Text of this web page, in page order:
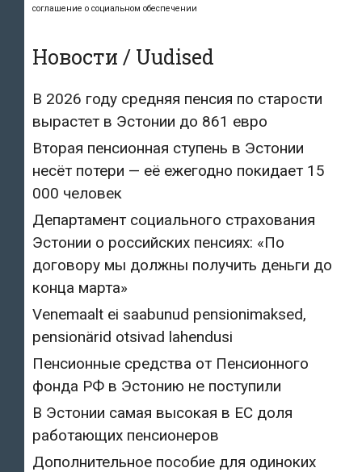
соглашение о социальном обеспечении
Новости / Uudised
В 2026 году средняя пенсия по старости
вырастет в Эстонии до 861 евро
Вторая пенсионная ступень в Эстонии
несёт потери — её ежегодно покидает 15
000 человек
Департамент социального страхования
Эстонии о российских пенсиях: «По
договору мы должны получить деньги до
конца марта»
Venemaalt ei saabunud pensionimaksed,
pensionärid otsivad lahendusi
Пенсионные средства от Пенсионного
фонда РФ в Эстонию не поступили
В Эстонии самая высокая в ЕС доля
работающих пенсионеров
Дополнительное пособие для одиноких